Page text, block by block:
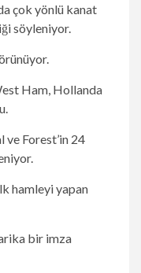
çok yönlü kanat
söyleniyor.
Ham, Hollanda
Forest’in 24
hamleyi yapan
bir imza